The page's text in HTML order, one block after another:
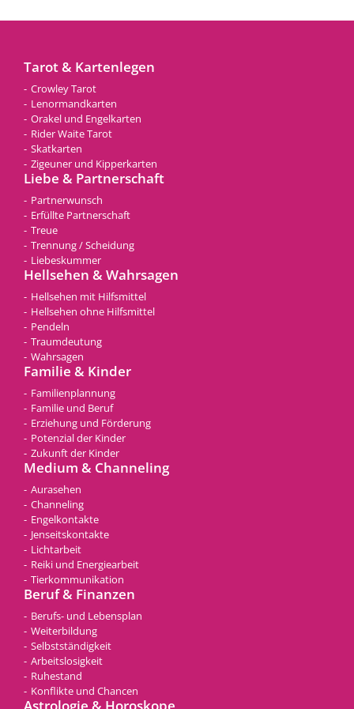
Tarot & Kartenlegen
Crowley Tarot
Lenormandkarten
Orakel und Engelkarten
Rider Waite Tarot
Skatkarten
Zigeuner und Kipperkarten
Liebe & Partnerschaft
Partnerwunsch
Erfüllte Partnerschaft
Treue
Trennung / Scheidung
Liebeskummer
Hellsehen & Wahrsagen
Hellsehen mit Hilfsmittel
Hellsehen ohne Hilfsmittel
Pendeln
Traumdeutung
Wahrsagen
Familie & Kinder
Familienplannung
Familie und Beruf
Erziehung und Förderung
Potenzial der Kinder
Zukunft der Kinder
Medium & Channeling
Aurasehen
Channeling
Engelkontakte
Jenseitskontakte
Lichtarbeit
Reiki und Energiearbeit
Tierkommunikation
Beruf & Finanzen
Berufs- und Lebensplan
Weiterbildung
Selbstständigkeit
Arbeitslosigkeit
Ruhestand
Konflikte und Chancen